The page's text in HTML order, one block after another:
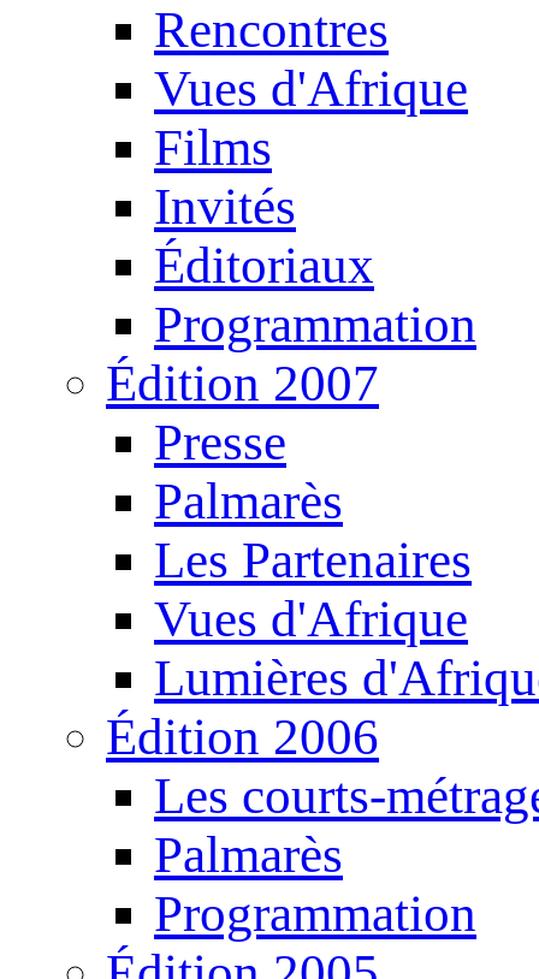
Rencontres
Vues d'Afrique
Films
Invités
Éditoriaux
Programmation
Édition 2007
Presse
Palmarès
Les Partenaires
Vues d'Afrique
Lumières
Édition 2006
Les courts-
Palmarès
Programmation